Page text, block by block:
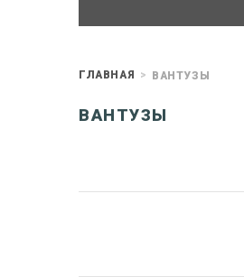
ГЛАВНАЯ ВАНТУЗЫ
ВАНТУЗЫ